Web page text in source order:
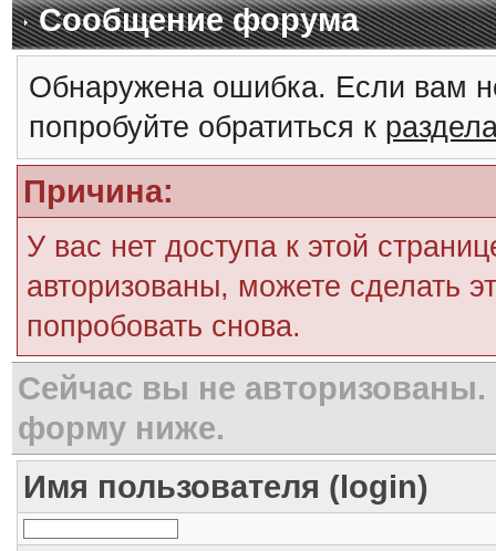
Сообщение форума
Обнаружена ошибка. Если вам
попробуйте обратиться к
Причина:
У вас нет доступа к этой
авторизованы, можете сделать
попробовать снова.
Сейчас вы не авторизованы.
форму ниже.
Имя пользователя (login)